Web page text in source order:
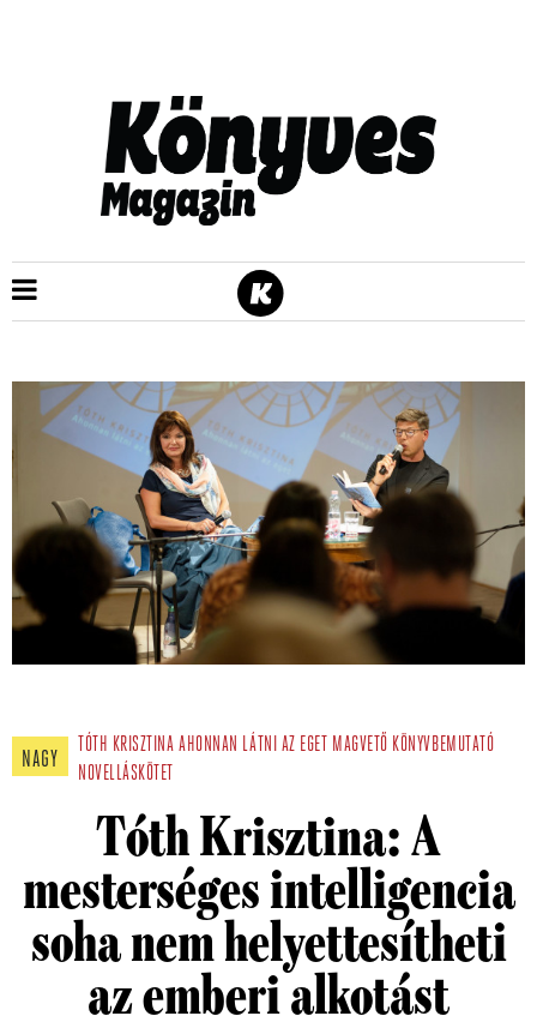
NAGY
TÓTH KRISZTINA AHONNAN LÁTNI AZ EGET MAGVETŐ KÖNYVBEMUTATÓ
NOVELLÁSKÖTET
Tóth Krisztina: A
mesterséges intelligencia
soha nem helyettesítheti
az emberi alkotást